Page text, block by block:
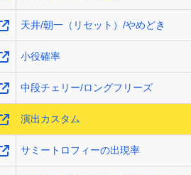
天井/朝一（リセット）/やめどき
小役確率
中段チェリー/ロングフリーズ
演出カスタム
サミートロフィーの出現率